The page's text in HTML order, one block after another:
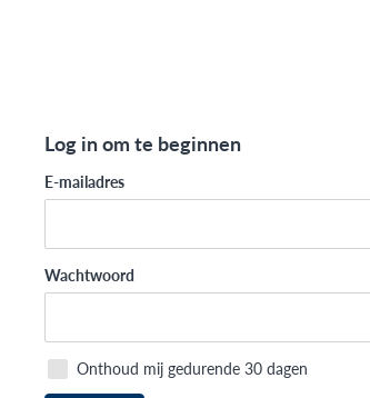
Log in om te beginnen
E-mailadres
Wachtwoord
Onthoud mij gedurende 30 dagen